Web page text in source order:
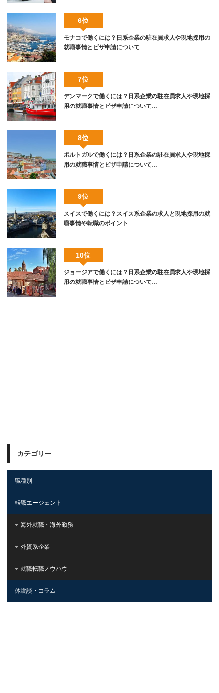
6位
モナコで働くには？日系企業の駐在員求人や現地採用の
就職事情とビザ申請について
7位
デンマークで働くには？日系企業の駐在員求人や現地採
用の就職事情とビザ申請について…
8位
ポルトガルで働くには？日系企業の駐在員求人や現地採
用の就職事情とビザ申請について…
9位
スイスで働くには？スイス系企業の求人と現地採用の就
職事情や転職のポイント
10位
ジョージアで働くには？日系企業の駐在員求人や現地採
用の就職事情とビザ申請について…
カテゴリー
職種別
転職エージェント
海外就職・海外勤務
外資系企業
就職転職ノウハウ
体験談・コラム